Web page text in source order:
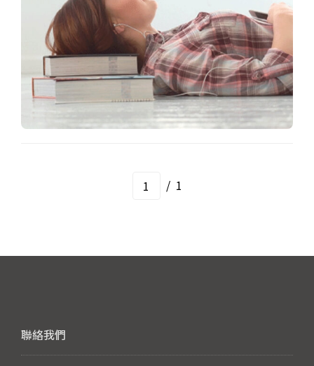
/ 1
聯絡我們